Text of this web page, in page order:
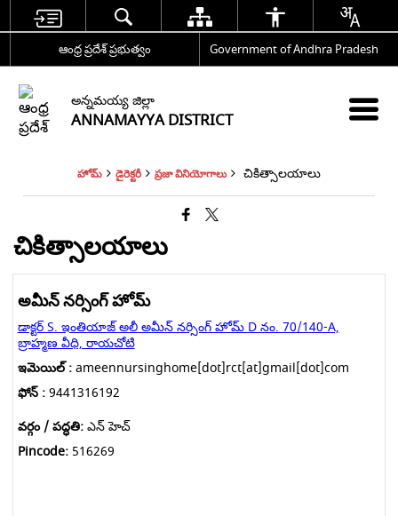
ఆంధ్ర ప్రదేశ్ ప్రభుత్వం Government of Andhra Pradesh
అన్నమయ్య జిల్లా
ANNAMAYYA DISTRICT
హోమ్ డైరెక్టరీ ప్రజా వినియోగాలు చికిత్సాలయాలు
చికిత్సాలయాలు
అమీన్ నర్సింగ్ హోమ్
డాక్టర్ S. ఇంతియాజ్ అలీ అమీన్ నర్సింగ్ హోమ్ D నం. 70/140-A,
బ్రాహ్మణ వీధి, రాయచోటి
ఇమెయిల్ :ameennursinghome[dot]rct[at]gmail[dot]com
ఫోన్ :9441316192
వర్గం / పద్ధతి:ఎన్ హెచ్
Pincode:516269